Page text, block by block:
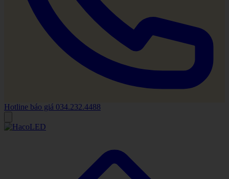
Hotline báo giá 034.232.4488